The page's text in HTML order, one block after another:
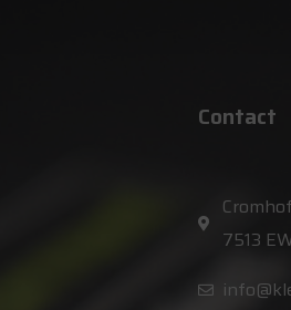
Contact
7513